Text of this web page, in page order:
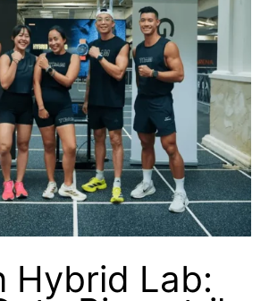
Hybrid Lab: